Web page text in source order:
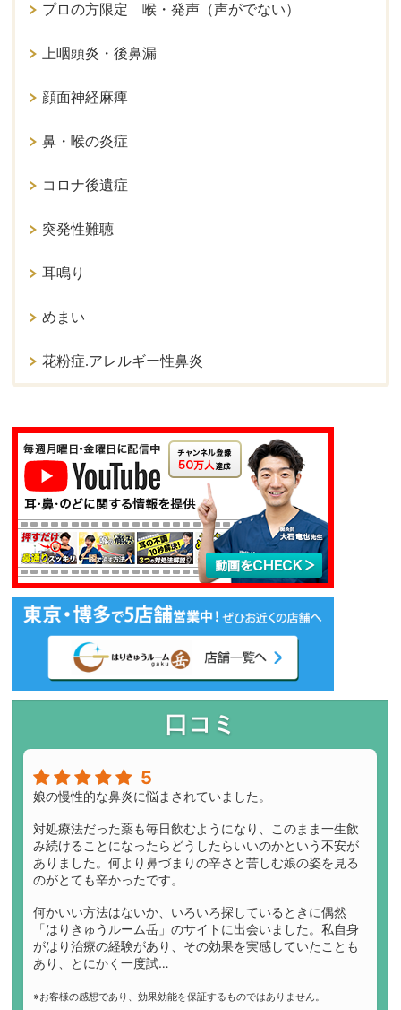
プロの方限定 喉・発声（声がでない）
上咽頭炎・後鼻漏
顔面神経麻痺
鼻・喉の炎症
コロナ後遺症
突発性難聴
耳鳴り
めまい
花粉症.アレルギー性鼻炎